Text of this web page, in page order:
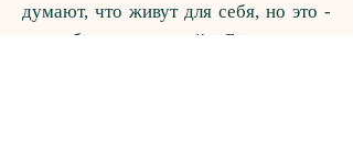
думают, что живут для себя, но это -
самообман, который Бог желает